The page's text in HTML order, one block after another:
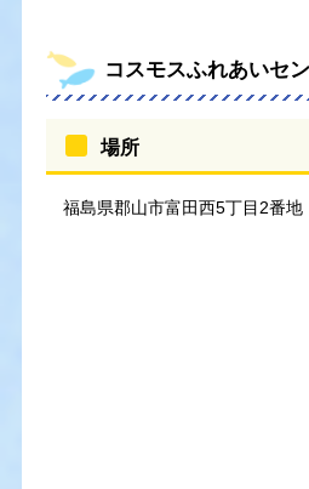
コスモスふれあいセ
場所
福島県郡山市富田西5丁目2番地